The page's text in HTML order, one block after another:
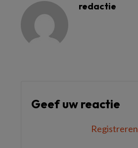
redactie
Geef uw reactie
Registreren